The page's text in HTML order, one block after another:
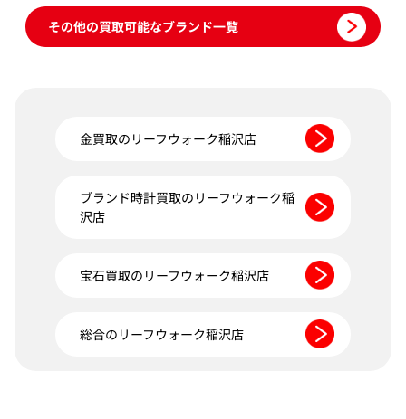
その他の買取可能なブランド一覧
金買取のリーフウォーク稲沢店
ブランド時計買取のリーフウォーク稲
沢店
宝石買取のリーフウォーク稲沢店
総合のリーフウォーク稲沢店